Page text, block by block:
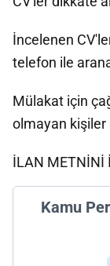
İncelenen
telefon ile
Mülakat için
olmayan
İLAN METNİNİ
Kamu